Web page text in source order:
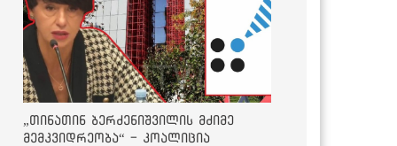
„თინათინ ბერძენიშვილის მძიმე
მემკვიდრეობა“ - კოალიცია